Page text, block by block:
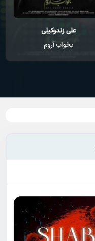
علی زندوکیلی
بخواب آروم